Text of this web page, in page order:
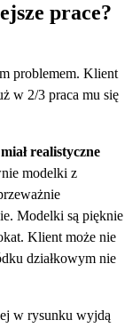
prace?
problemem. Klient
w 2/3 praca mu się
realistyczne
modelki z
Modelki są pięknie
Klient może nie
działkowym nie
w rysunku wyjdą